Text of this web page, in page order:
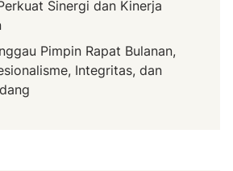
Sinergi dan Kinerja
Pimpin Rapat Bulanan,
Integritas, dan